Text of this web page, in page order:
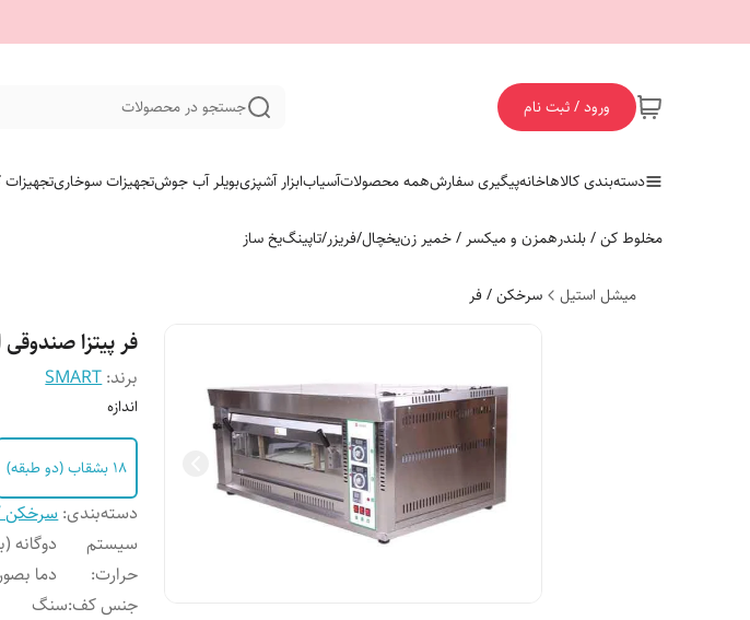
ورود / ثبت نام جستجو در محصولات
دسته‌بندی کالاهاخانهپیگیری سفارشهمه محصولاتآسیابابزار آشپزیبویلر آب جوشتجهیزات سوخاریتجهیزات
مخلوط کن / بلندرهمزن و میکسر / خمیر زنیخچال/فریزر/تاپینگیخ ساز
میشل استیل سرخکن / فر
فر پیتزا
برند:SMART
اندازه
۱۸ بشقاب (دو طبقه)
دسته‌بندی:سرخکن
سیستم
حرارت:
دوگانه
دما
جنس کف:سنگ